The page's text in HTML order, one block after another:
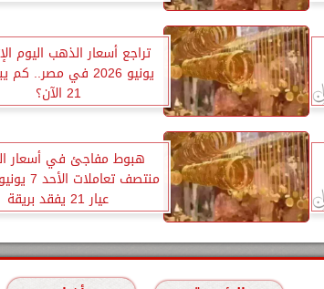
يونيو 2026 في مصر..
21 الآن؟
هبوط مفاجئ في أسعار
عيار 21 يفقد بريقة